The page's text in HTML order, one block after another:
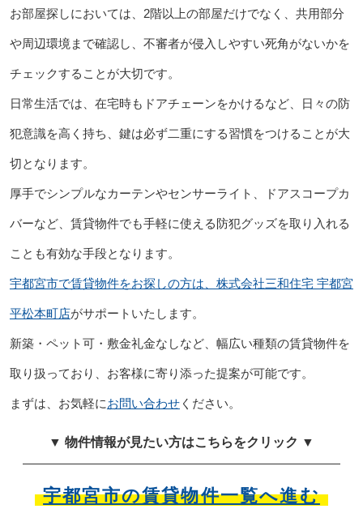
お部屋探しにおいては、2階以上の部屋だけでなく、共用部分
や周辺環境まで確認し、不審者が侵入しやすい死角がないかを
チェックすることが大切です。
日常生活では、在宅時もドアチェーンをかけるなど、日々の防
犯意識を高く持ち、鍵は必ず二重にする習慣をつけることが大
切となります。
厚手でシンプルなカーテンやセンサーライト、ドアスコープカ
バーなど、賃貸物件でも手軽に使える防犯グッズを取り入れる
ことも有効な手段となります。
宇都宮市で賃貸物件をお探しの方は、株式会社三和住宅 宇都宮
平松本町店がサポートいたします。
新築・ペット可・敷金礼金なしなど、幅広い種類の賃貸物件を
取り扱っており、お客様に寄り添った提案が可能です。
まずは、お気軽にお問い合わせください。
▼ 物件情報が見たい方はこちらをクリック ▼
宇都宮市の賃貸物件一覧へ進む